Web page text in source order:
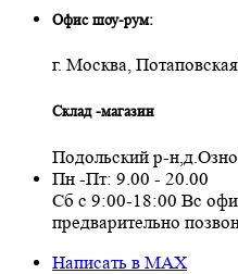
Офис шоу-рум:
г. Москва,
Склад -магазин
Подольский р-
Пн -Пт: 9.00 - 20.00
Сб с 9:00-18:00 Вс
предварительно
Написать в MAX